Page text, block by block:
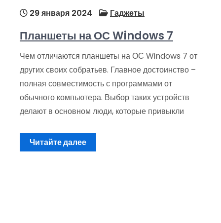
29 января 2024 Гаджеты
Планшеты на ОС Windows 7
Чем отличаются планшеты на ОС Windows 7 от
других своих собратьев. Главное достоинство –
полная совместимость с программами от
обычного компьютера. Выбор таких устройств
делают в основном люди, которые привыкли
Читайте далее